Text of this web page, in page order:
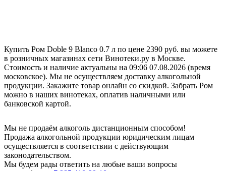
Купить Ром Doble 9 Blanco 0.7 л по цене 2390 руб. вы можете
в розничных магазинах сети Винотеки.ру в Москве.
Стоимость и наличие актуальны на 09:06 07.08.2026 (время
московское). Мы не осуществляем доставку алкогольной
продукции. Закажите товар онлайн со скидкой. Забрать Ром
можно в наших винотеках, оплатив наличными или
банковской картой.
Мы не продаём алкоголь дистанционным способом!
Продажа алкогольной продукции юридическим лицам
осуществляется в соответствии с действующим
законодательством.
Мы будем рады ответить на любые ваши вопросы